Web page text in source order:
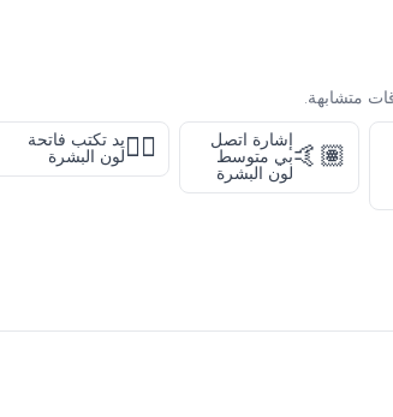
متشابهة.
🤙🏽
إشارة اتصل
بي متوسط
لون البشرة
✍🏻يد تكتب فاتحة
لون البشرة